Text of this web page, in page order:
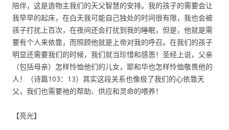
陪伴，这是造物主我们的天父智慧的安排。我的孩子的需要会让
我早早的起床，在白天我可能自己独处的时间很有限，我也会被
孩子打扰上百次，在夜间还会打扰到我的睡眠，但是，他就是需
要有个人来依靠，而照顾他就是上帝对我的呼召。在我们的孩子
明显还需要我们的时候，我们就当珍惜和感恩！圣经上说，父亲
（包括母亲）怎样怜恤他们的儿女，耶和华也怎样怜恤敬畏他的
人！（诗篇103：13）其实这段关系也像极了我们的心依靠天
父，我们也需要祂的帮助、供应和灵命的喂养！
【亮光】